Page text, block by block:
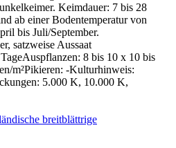
Keimdauer: 7 bis 28
ab einer Bodentemperatur von
bis Juli/September.
satzweise Aussaat
8 bis 10 x 10 bis
m²Pikieren: -Kulturhinweis:
5.000 K, 10.000 K,